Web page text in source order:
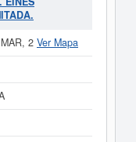
2 Ver Mapa